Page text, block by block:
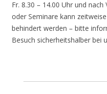
Fr. 8.30 – 14.00 Uhr und
oder Seminare kann
behindert werden – bitte
Besuch sicherheitshalber bei